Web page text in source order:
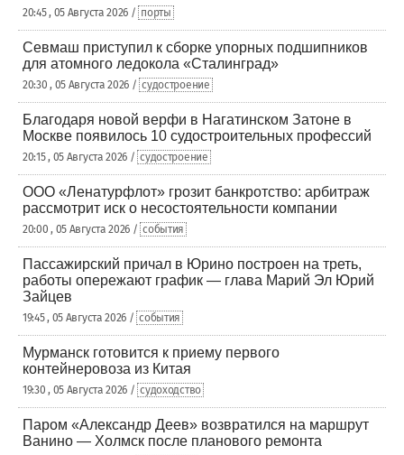
20:45 , 05 Августа 2026 / порты
Севмаш приступил к сборке упорных подшипников
для атомного ледокола «Сталинград»
20:30 , 05 Августа 2026 / судостроение
Благодаря новой верфи в Нагатинском Затоне в
Москве появилось 10 судостроительных профессий
20:15 , 05 Августа 2026 / судостроение
ООО «Ленатурфлот» грозит банкротство: арбитраж
рассмотрит иск о несостоятельности компании
20:00 , 05 Августа 2026 / события
Пассажирский причал в Юрино построен на треть,
работы опережают график — глава Марий Эл Юрий
Зайцев
19:45 , 05 Августа 2026 / события
Мурманск готовится к приему первого
контейнеровоза из Китая
19:30 , 05 Августа 2026 / судоходство
Паром «Александр Деев» возвратился на маршрут
Ванино — Холмск после планового ремонта